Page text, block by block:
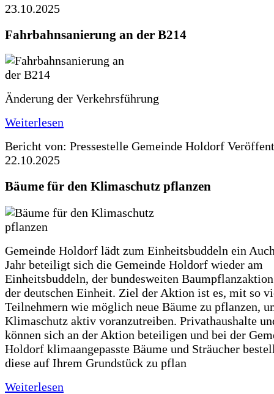
23.10.2025
Fahrbahnsanierung an der B214
Änderung der Verkehrsführung
Weiterlesen
Bericht von: Pressestelle Gemeinde Holdorf
22.10.2025
Bäume für den Klimaschutz pflanzen
Gemeinde Holdorf lädt zum Einheitsbuddeln ein
Jahr beteiligt sich die Gemeinde Holdorf wieder am
Einheitsbuddeln, der bundesweiten
der deutschen Einheit. Ziel der Aktion ist es, mit so
Teilnehmern wie möglich neue Bäume zu pflanzen,
Klimaschutz aktiv voranzutreiben. Privathaushalte
können sich an der Aktion beteiligen und bei der
Holdorf klimaangepasste Bäume und Sträucher
diese auf Ihrem Grundstück zu pflan
Weiterlesen